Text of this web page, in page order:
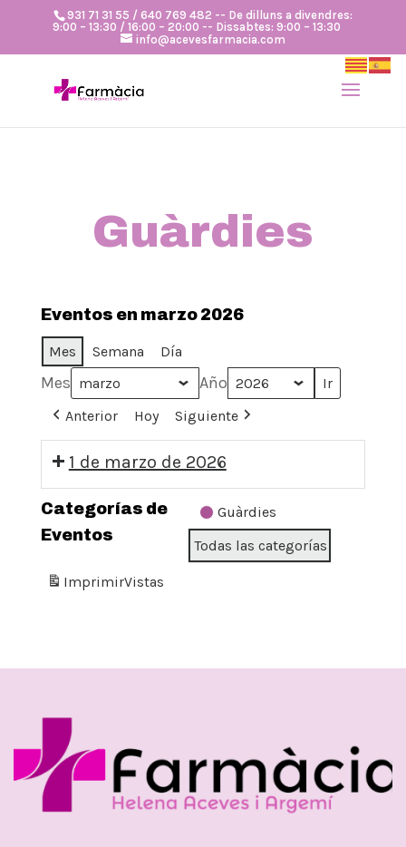
931 71 31 55 / 640 769 482 -- De dilluns a divendres:
9:00 – 13:30 / 16:00 – 20:00 -- Dissabtes: 9:00 – 13:30
info@acevesfarmacia.com
Guàrdies
Eventos en marzo 2026
Mes Semana Día
Mes Año
Anterior Hoy Siguiente
1 de marzo de 2026
09:00:
GUÀRDIA
Categorías de
Eventos
Guàrdies
Todas las categorías
ImprimirVistas